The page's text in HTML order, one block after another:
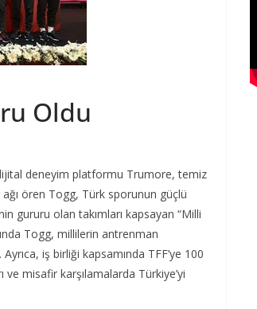
Oldu
deneyim platformu Trumore, temiz
ören Togg, Türk sporunun güçlü
gururu olan takımları kapsayan “Milli
Togg, millilerin antrenman
iş birliği kapsamında TFF’ye 100
misafir karşılamalarda Türkiye’yi